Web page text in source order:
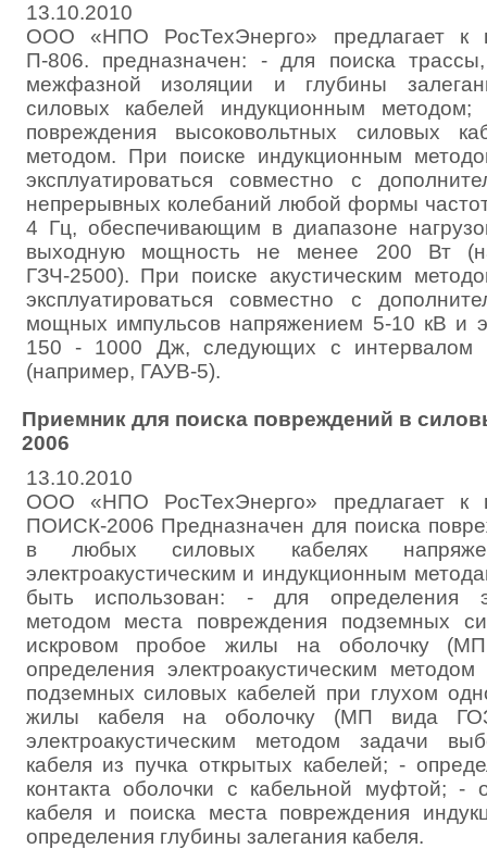
13.10.2010
ООО «НПО РосТехЭнерго» предлагает к
П-806. предназначен: - для поиска
межфазной изоляции и глубины
силовых кабелей индукционным
повреждения высоковольтных силовых
методом. При поиске индукционным
эксплуатироваться совместно с
непрерывных колебаний любой формы
4 Гц, обеспечивающим в диапазоне
выходную мощность не менее 200 Вт
ГЗЧ-2500). При поиске акустическим
эксплуатироваться совместно с
мощных импульсов напряжением 5-10 кВ и
150 - 1000 Дж, следующих с интервалом
(например, ГАУВ-5).
Приемник для поиска повреждений в
2006
13.10.2010
ООО «НПО РосТехЭнерго» предлагает к
ПОИСК-2006 Предназначен для поиска
в любых силовых кабелях
электроакустическим и индукционным
быть использован: - для определения
методом места повреждения подземных
искровом пробое жилы на оболочку
определения электроакустическим
подземных силовых кабелей при глухом
жилы кабеля на оболочку (МП вида
электроакустическим методом задачи
кабеля из пучка открытых кабелей; -
контакта оболочки с кабельной муфтой; -
кабеля и поиска места повреждения
определения глубины залегания кабеля.